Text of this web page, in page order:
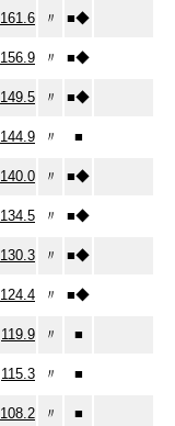
161.6 〃 ■◆
156.9 〃 ■◆
149.5 〃 ■◆
144.9 〃 ■
140.0 〃 ■◆
134.5 〃 ■◆
130.3 〃 ■◆
124.4 〃 ■◆
119.9 〃 ■
115.3 〃 ■
108.2 〃 ■